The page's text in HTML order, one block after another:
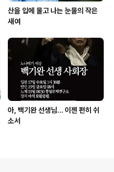
산을 입에 물고 나는 눈물의 작은
새여
아, 백기완 선생님... 이젠 편히 쉬
소서